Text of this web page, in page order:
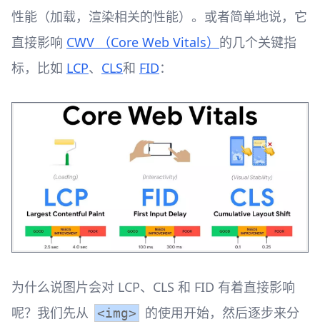
性能（加载，渲染相关的性能）。或者简单地说，它
直接影响 CWV （Core Web Vitals） 的几个关键指
标，比如 LCP、 CLS和 FID：
为什么说图片会对 LCP、CLS 和 FID 有着直接影响
呢？我们先从
<img>
的使用开始，然后逐步来分